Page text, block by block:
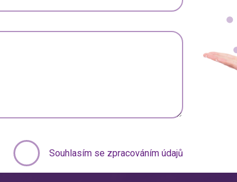
Souhlasím se zpracováním údajů